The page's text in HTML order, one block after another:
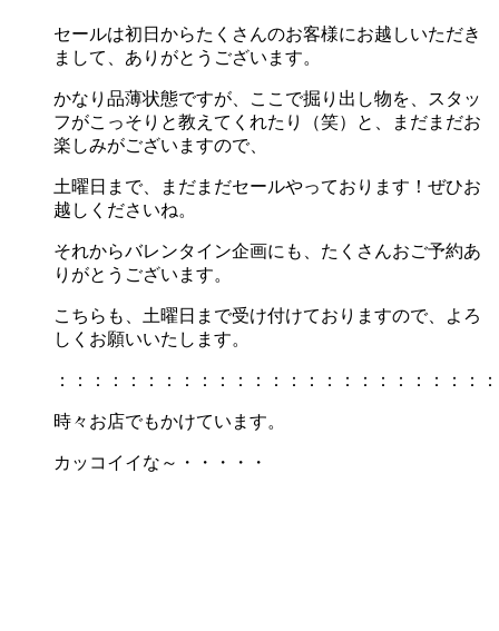
セールは初日からたくさんのお客様にお越しいただき
まして、ありがとうございます。
かなり品薄状態ですが、ここで掘り出し物を、スタッ
フがこっそりと教えてくれたり（笑）と、まだまだお
楽しみがございますので、
土曜日まで、まだまだセールやっております！ぜひお
越しくださいね。
それからバレンタイン企画にも、たくさんおご予約あ
りがとうございます。
こちらも、土曜日まで受け付けておりますので、よろ
しくお願いいたします。
：：：：：：：：：：：：：：：：：：：：：：：：
時々お店でもかけています。
カッコイイな～・・・・・